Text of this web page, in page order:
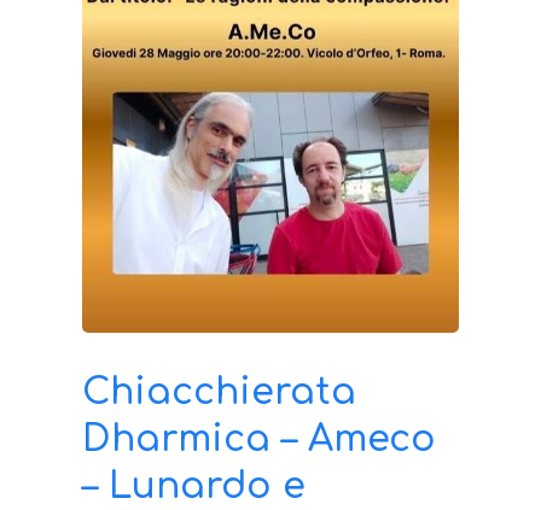
Chiacchierata
Dharmica – Ameco
– Lunardo e